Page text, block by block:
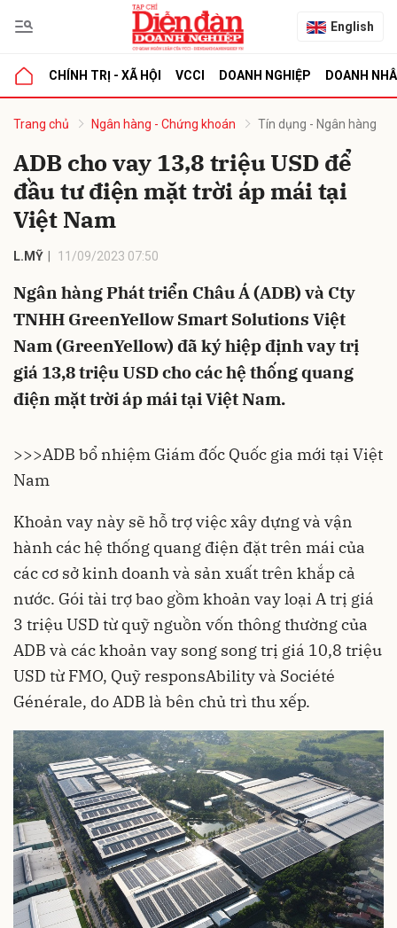
English
CHÍNH TRỊ - XÃ HỘI VCCI DOANH NGHIỆP DOANH
Trang chủ Ngân hàng - Chứng khoán Tín dụng - Ngân hàng
ADB cho vay 13,8 triệu USD để
đầu tư điện mặt trời áp mái tại
Việt Nam
L.MỸ 11/09/2023 07:50
Ngân hàng Phát triển Châu Á (ADB) và Cty
TNHH GreenYellow Smart Solutions Việt
Nam (GreenYellow) đã ký hiệp định vay trị
giá 13,8 triệu USD cho các hệ thống quang
điện mặt trời áp mái tại Việt Nam.
>>>ADB bổ nhiệm Giám đốc Quốc gia mới tại Việt
Nam
Khoản vay này sẽ hỗ trợ việc xây dựng và vận
hành các hệ thống quang điện đặt trên mái của
các cơ sở kinh doanh và sản xuất trên khắp cả
nước. Gói tài trợ bao gồm khoản vay loại A trị giá
3 triệu USD từ quỹ nguồn vốn thông thường của
ADB và các khoản vay song song trị giá 10,8 triệu
USD từ FMO, Quỹ responsAbility và Société
Générale, do ADB là bên chủ trì thu xếp.
luận
Hủy